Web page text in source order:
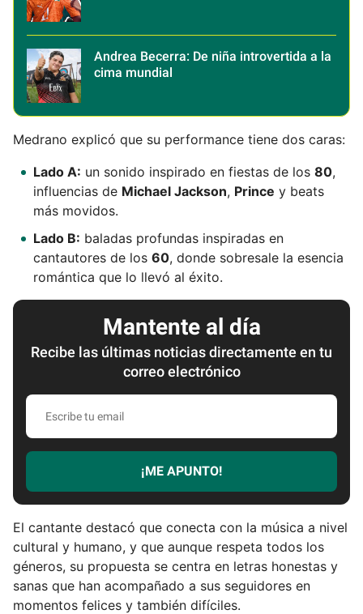
Andrea Becerra: De niña introvertida a la
cima mundial
Medrano explicó que su performance tiene dos caras:
Lado A: un sonido inspirado en fiestas de los 80,
influencias de Michael Jackson, Prince y beats
más movidos.
Lado B: baladas profundas inspiradas en
cantautores de los 60, donde sobresale la esencia
romántica que lo llevó al éxito.
Mantente al día
Recibe las últimas noticias directamente en tu
correo electrónico
E
c
r
t
u
¡ME APUNTO!
El cantante destacó que conecta con la música a nivel
cultural y humano, y que aunque respeta todos los
géneros, su propuesta se centra en letras honestas y
sanas que han acompañado a sus seguidores en
momentos felices y también difíciles.